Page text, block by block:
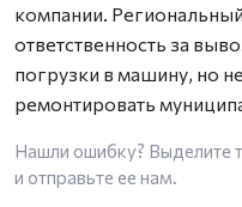
компании.
ответственность за
погрузки в машину, но
ремонтировать
Нашли ошибку? Выделите
и отправьте ее нам.